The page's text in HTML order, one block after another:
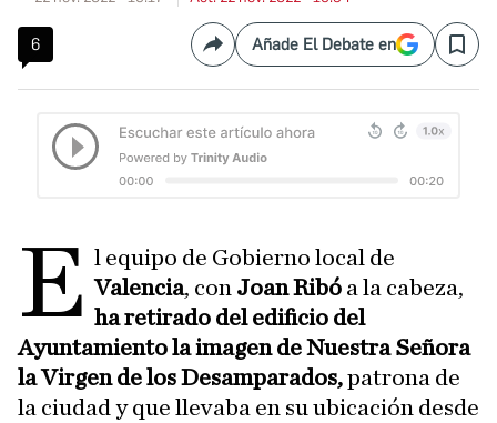
6 CompartirAñade El Debate en Save
E l equipo de Gobierno local de
Valencia, con Joan Ribó a la cabeza,
ha retirado del edificio del
Ayuntamiento la imagen de Nuestra Señora
la Virgen de los Desamparados,patrona de
la ciudad y que llevaba en su ubicación desde